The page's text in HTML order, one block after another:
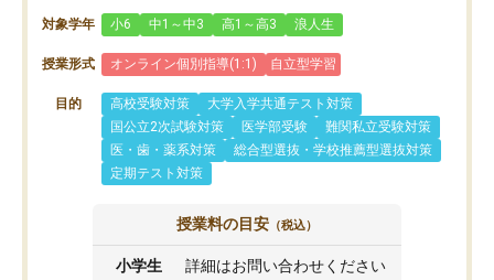
対象学年 小6 中1～中3 高1～高3 浪人生
授業形式 オンライン個別指導(1:1) 自立型学習
目的 高校受験対策
大学入学共通テスト対策
国公立2次試験対策
医学部受験
難関私立受験対策
医・歯・薬系対策
総合型選抜・学校推薦型選抜対策
定期テスト対策
授業料の目安 （税込）
小学生 詳細はお問い合わせください